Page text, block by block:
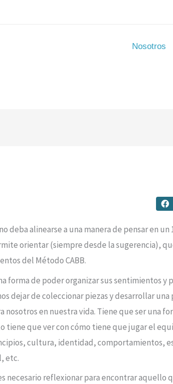
Nosotros
deba alinearse a una manera de pensar en
orientar (siempre desde la sugerencia),
del Método CABB.
forma de poder organizar sus sentimientos y
dejar de coleccionar piezas y desarrollar
en nuestra vida. Tiene que ser una
tiene que ver con cómo tiene que jugar el
cultura, identidad, comportamientos,
etc.
necesario reflexionar para encontrar aquello